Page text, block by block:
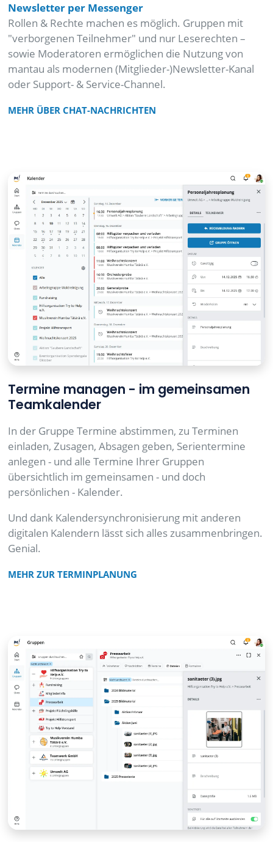
Newsletter per Messenger
Rollen & Rechte machen es möglich. Gruppen mit
"verborgenen Teilnehmer" und nur Leserechten –
sowie Moderatoren ermöglichen die Nutzung von
mantau als modernen (Mitglieder-)Newsletter-Kanal
oder Support- & Service-Channel.
MEHR ÜBER CHAT-NACHRICHTEN
Termine managen - im gemeinsamen
Teamkalender
In der Gruppe Termine abstimmen, zu Terminen
einladen, Zusagen, Absagen geben, Serientermine
anlegen - und alle Termine Ihrer Gruppen
übersichtlich im gemeinsamen - und doch
persönlichen - Kalender.
Und dank Kalendersynchronisierung mit anderen
digitalen Kalendern lässt sich alles zusammenbringen.
Genial.
MEHR ZUR TERMINPLANUNG